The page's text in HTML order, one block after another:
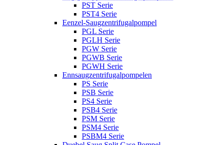
PST Serie
PST4 Serie
Eenzel-Saugzentrifugalpompel
PGL Serie
PGLH Serie
PGW Serie
PGWB Serie
PGWH Serie
Ennsaugzentrifugalpompelen
PS Serie
PSB Serie
PS4 Serie
PSB4 Serie
PSM Serie
PSM4 Serie
PSBM4 Serie